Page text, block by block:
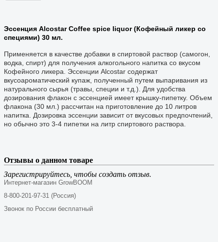
Эссенция Alcostar Coffee spice liquor (Кофейный ликер со
специями) 30 мл.
Применяется в качестве добавки в спиртовой раствор (самогон,
водка, спирт) для получения алкогольного напитка со вкусом
Кофейного ликера. Эссенции Alcostar содержат
вкусоароматический купаж, полученный путем выпаривания из
натурального сырья (травы, специи и т.д.). Для удобства
дозирования флакон с эссенцией имеет крышку-пипетку. Объем
флакона (30 мл.) рассчитан на приготовление до 10 литров
напитка. Дозировка эссенции зависит от вкусовых предпочтений,
но обычно это 3-4 пипетки на литр спиртового раствора.
Отзывы о данном товаре
Зарегистрируйтесь, чтобы создать отзыв.
Интернет-магазин GrowBOOM
8-800-201-97-31 (Россия)
Звонок по России бесплатный